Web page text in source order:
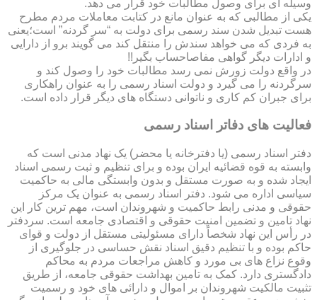
وسیله ای برای وصول مطالبات خود قرار می دهد.
یکی از مطالبی که به عنوان مانع در کتابت معاملات مردم مطرح
هست تبدیل شدن سند رسمی برای دولت به “سر گردنه” است؛یعنی
به فردی که می خواهد سندش را منتقل کند می گویند برو از دارایی
و ادارات دیگر گواهی مفاصاحساب بگیر!!
در واقع دولت زورش نمی رسد مطالبات خود را وصول کند و
سرگردنه را می گیرد و دولت اسناد رسمی را به عنوان راهکاری
برای جبران کم کاری و ناتوانی دستگاه های دیگر قرار داده است.
فعالیت های دفاتر اسناد رسمی
دفتر اسناد رسمی (یا دفترخانه یا محضر) یک نهاد مدنی است که
وابسته به قوه قضائیه ایران بوده و برای تنظیم و ثبت رسمی اسناد
ایجاد شده و به صورت مستقل و بدون وابستگی مالی به حاکمیت
سیاسی اداره می شود. دفتر اسناد رسمی به عنوان یک مرکز
حقوقی و مدنی رابط حاکمیت و شهروندان است، مهم ترین کار این
نهاد تامین و تضمین امنیت حقوقی و اقتصادی جامعه است. سردفتر
در رأس این نهاد شخصاً دارای مسئولیتی مستقل از دولت و قوای
حاکم بوده و با تنظیم دقیق اسناد نقش حساسی در جلوگیری از
وقوع نزاع های بی مورد و کاهش مراجعات مردم به محاکم
دادگستری دارد. کمک به تامین بهداشت حقوقی جامعه، از طریق
تثبیت مالکیت شهروندان بر اموال و دارائی های خود و رسمیت